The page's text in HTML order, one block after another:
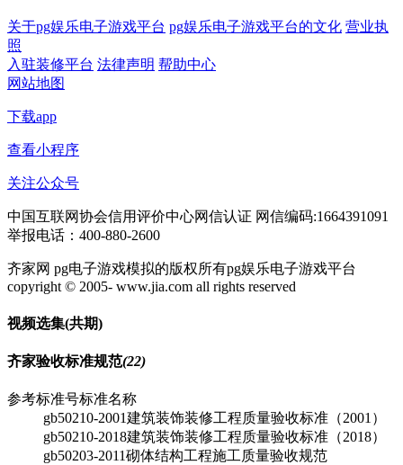
关于pg娱乐电子游戏平台 pg娱乐电子游戏平台的文化 营业执
照
入驻装修平台 法律声明 帮助中心
网站地图
下载app
查看小程序
关注公众号
中国互联网协会信用评价中心网信认证 网信编码:1664391091
举报电话：400-880-2600
齐家网 pg电子游戏模拟的版权所有pg娱乐电子游戏平台
copyright © 2005- www.jia.com all rights reserved
视频选集(共期)
齐家验收标准规范(22)
参考标准号标准名称
gb50210-2001建筑装饰装修工程质量验收标准（2001）
gb50210-2018建筑装饰装修工程质量验收标准（2018）
gb50203-2011砌体结构工程施工质量验收规范